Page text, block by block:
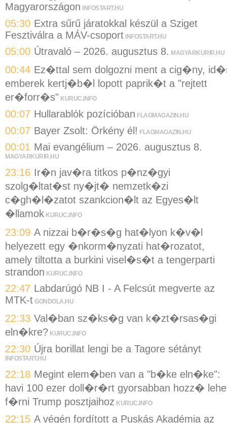
Magyarországon
INFOSTART.HU
05:30 Extra sűrű járatokkal készül a Sziget
Fesztiválra a MÁV-csoport INFOSTART.HU
05:00 Útravaló – 2026. augusztus 8. MAGYARKURIR.HU
00:44 Ez�ttal sem dolgozni ment a cig�ny,
emberek kertj�b�l lopott paprik�t a "rejtett
er�forr�s" KURUC.INFO
00:07 Hullarablók pozícióban FLAGMAGAZIN.HU
00:07 Bayer Zsolt: Örkény él! FLAGMAGAZIN.HU
00:01 Mai evangélium – 2026. augusztus 8.
MAGYARKURIR.HU
23:16 Ir�n jav�ra titkos p�nz�gyi
szolg�ltat�st ny�jt� nemzetk�zi
c�gh�l�zatot szankcion�lt az Egyes�lt
�llamok KURUC.INFO
23:09 A nizzai b�r�s�g hat�lyon k�v�l
helyezett egy �nkorm�nyzati hat�rozatot,
amely tiltotta a burkini visel�s�t a tengerparti
strandon KURUC.INFO
22:47 Labdarúgó NB I - A Felcsút megverte az
MTK-t GONDOLA.HU
22:33 Val�ban sz�ks�g van k�zt�rsas�gi
eln�kre? KURUC.INFO
22:30 Újra borillat lengi be a Tagore sétányt
INFOSTART.HU
22:18 Megint elem�ben van a "b�ke eln�ke":
havi 100 ezer doll�r�rt gyorsabban hozz�
f�rni Trump posztjaihoz KURUC.INFO
22:15 A végén fordított a Puskás Akadémia az